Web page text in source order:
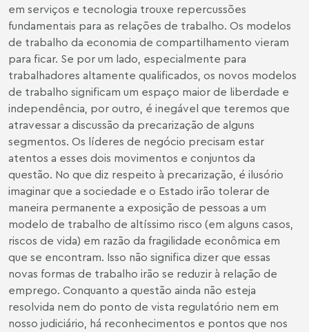
em serviços e tecnologia trouxe repercussões
fundamentais para as relações de trabalho. Os modelos
de trabalho da economia de compartilhamento vieram
para ficar. Se por um lado, especialmente para
trabalhadores altamente qualificados, os novos modelos
de trabalho significam um espaço maior de liberdade e
independência, por outro, é inegável que teremos que
atravessar a discussão da precarização de alguns
segmentos. Os líderes de negócio precisam estar
atentos a esses dois movimentos e conjuntos da
questão. No que diz respeito à precarização, é ilusório
imaginar que a sociedade e o Estado irão tolerar de
maneira permanente a exposição de pessoas a um
modelo de trabalho de altíssimo risco (em alguns casos,
riscos de vida) em razão da fragilidade econômica em
que se encontram. Isso não significa dizer que essas
novas formas de trabalho irão se reduzir à relação de
emprego. Conquanto a questão ainda não esteja
resolvida nem do ponto de vista regulatório nem em
nosso judiciário, há reconhecimentos e pontos que nos